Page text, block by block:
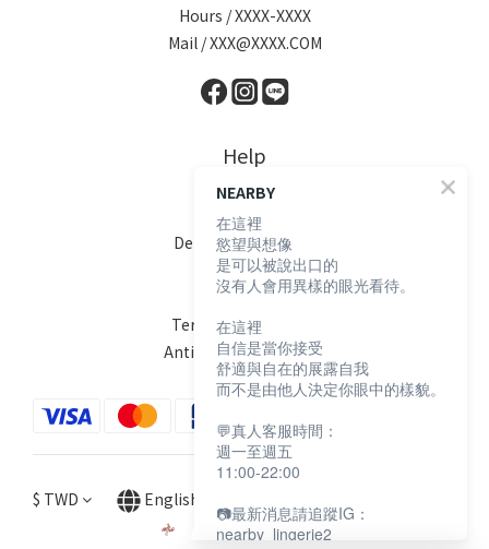
Hours / XXXX-XXXX
Mail / XXX@XXXX.COM
Help
FAQ
Delivery & Shipping
Payment
Return Policy
Terms & Conditions
Anti-Fraud Statement
$ TWD English
NEARBY
在這裡
慾望與想像
是可以被說出口的
沒有人會用異樣的眼光看待。
在這裡
自信是當你接受
舒適與自在的展露自我
而不是由他人決定你眼中的樣貌。
💬真人客服時間：
週一至週五
11:00-22:00
📷最新消息請追蹤IG：
nearby_lingerie2